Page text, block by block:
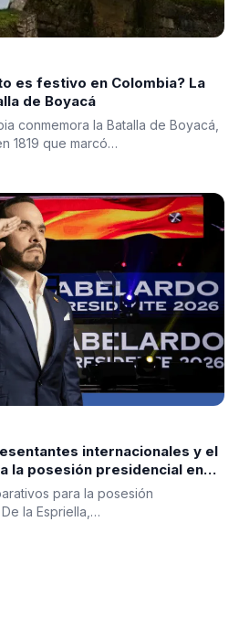
es festivo en Colombia? La
de Boyacá
conmemora la Batalla de Boyacá,
1819 que marcó…
internacionales y el
la posesión presidencial en
para la posesión
la Espriella,…